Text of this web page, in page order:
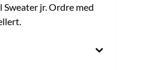
jr. Ordre med